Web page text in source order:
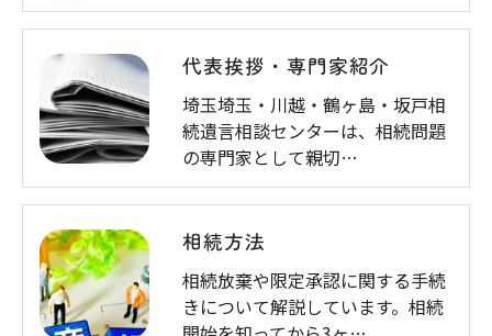
代表挨拶・専門家紹介
埼玉埼玉・川越・鶴ヶ島・坂戸相
続遺言相談センターは、相続問題
の専門家として親切…
相続方法
相続放棄や限定承認に関する手続
きについて解説しています。相続